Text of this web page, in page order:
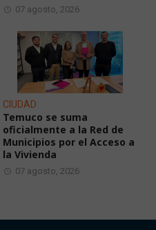
07 agosto, 2026
CIUDAD
Temuco se suma
oficialmente a la Red de
Municipios por el Acceso a
la Vivienda
07 agosto, 2026